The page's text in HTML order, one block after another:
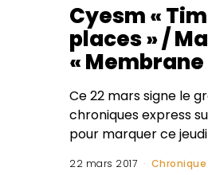
Cyesm «
places » /
« Membrane
Ce 22 mars signe le
chroniques express
pour marquer ce
22 mars 2017 Chronique